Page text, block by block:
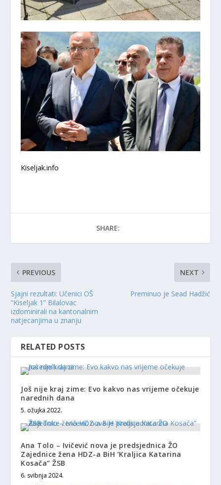
Kiseljak.info
SHARE:
PREVIOUS
Sjajni rezultati: Učenici OŠ
“Kiseljak 1” Bilalovac
izdominirali na kantonalnim
natjecanjima u znanju
NEXT
Preminuo je Sead Hadžić
RELATED POSTS
Još nije kraj zime: Evo kakvo nas vrijeme očekuje
narednih dana
5. ožujka 2022.
Ana Tolo – Ivičević nova je predsjednica ŽO
Zajednice žena HDZ-a BiH ‘Kraljica Katarina
Kosača“ ŽSB
6. svibnja 2024.